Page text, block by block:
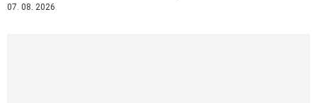
07. 08. 2026